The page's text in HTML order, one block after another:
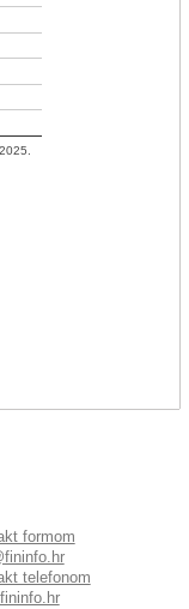
2025.
formom
telefonom